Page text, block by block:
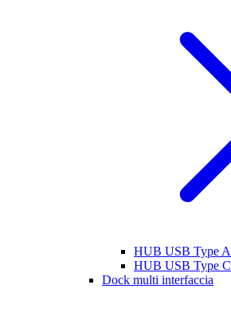
HUB USB Type A
HUB USB Type C
Dock multi interfaccia